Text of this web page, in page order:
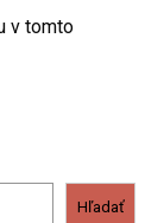
v tomto
Hľadať